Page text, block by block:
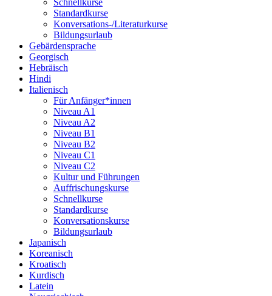
Standardkurse
Konversations-/Literaturkurse
Bildungsurlaub
Gebärdensprache
Georgisch
Hebräisch
Hindi
Italienisch
Für Anfänger*innen
Niveau A1
Niveau A2
Niveau B1
Niveau B2
Niveau C1
Niveau C2
Kultur und Führungen
Auffrischungskurse
Schnellkurse
Standardkurse
Konversationskurse
Bildungsurlaub
Japanisch
Koreanisch
Kroatisch
Kurdisch
Latein